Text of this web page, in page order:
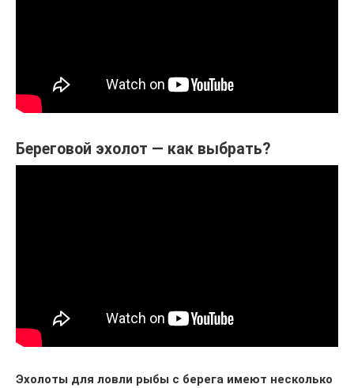
Береговой эхолот — как выбрать?
Эхолоты для ловли рыбы с берега имеют несколько